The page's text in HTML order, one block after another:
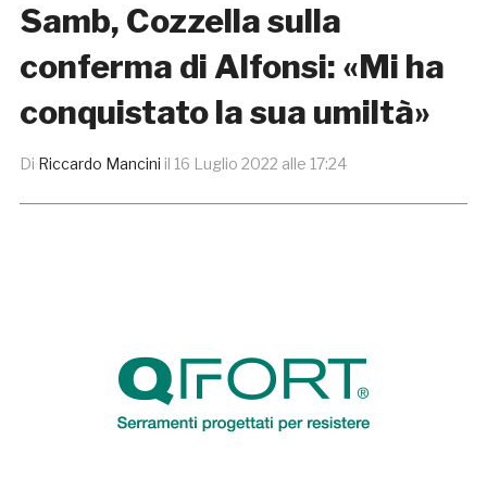
Samb, Cozzella sulla
conferma di Alfonsi: «Mi ha
conquistato la sua umiltà»
Di Riccardo Mancini il 16 Luglio 2022 alle 17:24